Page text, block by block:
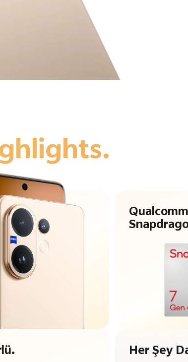
Qualcomm
Her Şey